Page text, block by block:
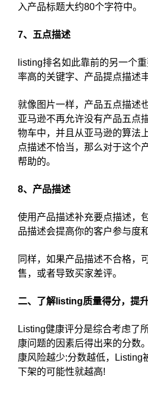
入产品标题大约80个字符中。
7、五点描述
listing排名如此靠前的另一个
率高的关键字、产品提点描述
就像图片一样，产品五点描述
亚马逊不再允许没有产品五点
物车中，并且从亚马逊的算法
点描述不恰当，那么对于这个
帮助的。
8、产品描述
使用产品描述补充要点描述，
品描述会提高你的客户参与度
同样，如果产品描述不合格，
售，或者导致买家差评。
二、了解listing质量得分，提
Listing健康评分是综合考虑了
康问题的因素后得出来的分数
康风险越少;分数越低，Listing
下架的可能性就越高!